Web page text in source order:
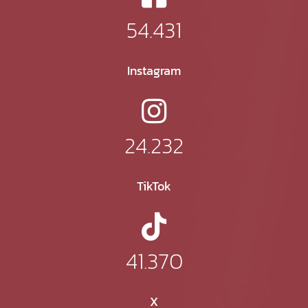
54.431
Instagram
24.232
TikTok
41.370
X